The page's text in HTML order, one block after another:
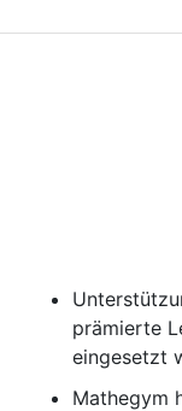
prämierte
eingesetzt
Mathegym